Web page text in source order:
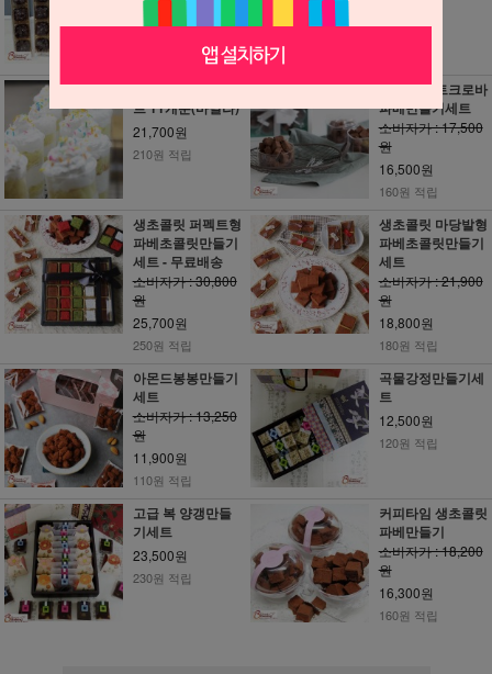
원
밀어먹는 컵케익세
트 11개분(바닐라)
21,700원
210원 적립
행운의 하트크로바
파베만들기세트
소비자가 : 17,500
원
16,500원
160원 적립
생초콜릿 퍼펙트형
파베초콜릿만들기
세트 - 무료배송
소비자가 : 30,800
원
25,700원
250원 적립
생초콜릿 마당발형
파베초콜릿만들기
세트
소비자가 : 21,900
원
18,800원
180원 적립
아몬드봉봉만들기
세트
소비자가 : 13,250
원
11,900원
110원 적립
곡물강정만들기세
트
12,500원
120원 적립
고급 복 양갱만들
기세트
23,500원
230원 적립
커피타임 생초콜릿
파베만들기
소비자가 : 18,200
원
16,300원
160원 적립